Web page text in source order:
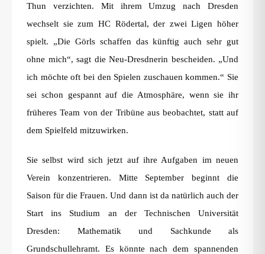
Thun verzichten. Mit ihrem Umzug nach Dresden
wechselt sie zum HC Rödertal, der zwei Ligen höher
spielt. „Die Görls schaffen das künftig auch sehr gut
ohne mich“, sagt die Neu-Dresdnerin bescheiden. „Und
ich möchte oft bei den Spielen zuschauen kommen.“ Sie
sei schon gespannt auf die Atmosphäre, wenn sie ihr
früheres Team von der Tribüne aus beobachtet, statt auf
dem Spielfeld mitzuwirken.
Sie selbst wird sich jetzt auf ihre Aufgaben im neuen
Verein konzentrieren. Mitte September beginnt die
Saison für die Frauen. Und dann ist da natürlich auch der
Start ins Studium an der Technischen Universität
Dresden: Mathematik und Sachkunde als
Grundschullehramt. Es könnte nach dem spannenden